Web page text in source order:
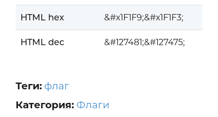
HTML hex &#x1F1F9;&#x1F1F3;
HTML dec &#127481;&#127475;
Теги: флаг
Категория: Флаги